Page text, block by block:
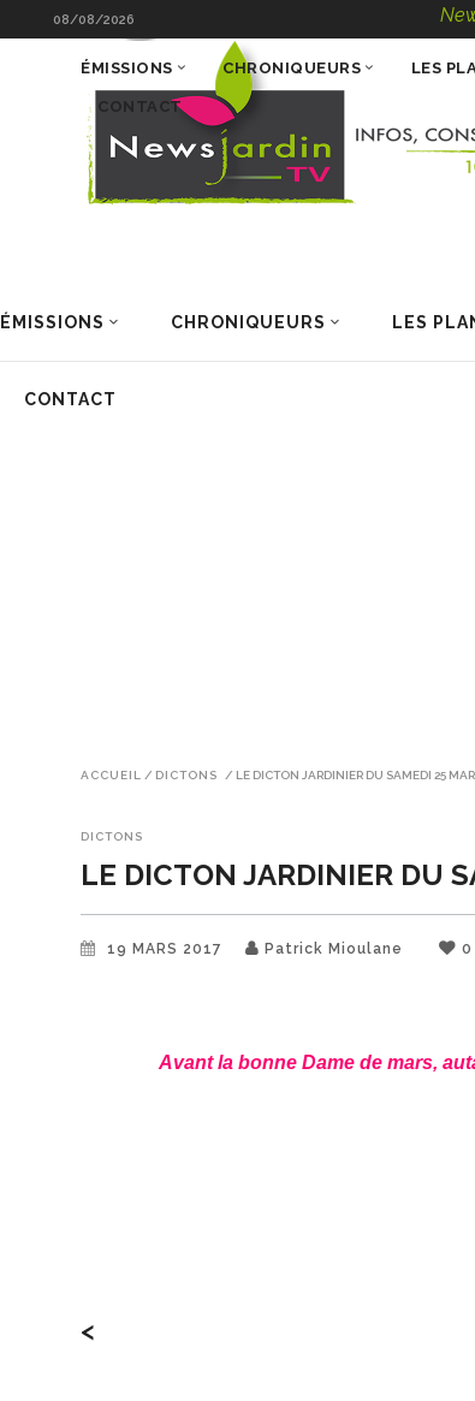
08/08/2026
ÉMISSIONS CHRONIQUEURS LES
CONTACT
ÉMISSIONS CHRONIQUEURS LES
CONTACT
ACCUEIL / DICTONS / LE DICTON JARDINIER DU SAMEDI 25
DICTONS
LE DICTON JARDINIER DU
19 MARS 2017 Patrick Mioulane 0
Avant la bonne Dame de mars,
<